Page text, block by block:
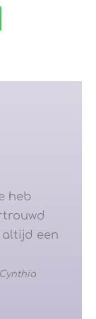
heb
een
Cynthia